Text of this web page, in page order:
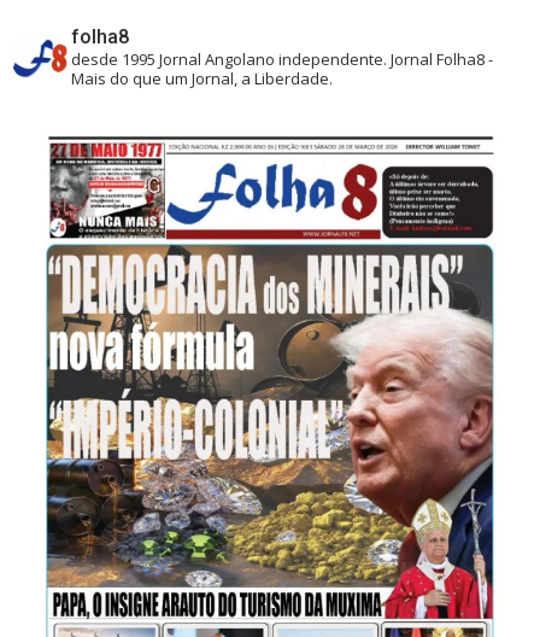
folha8
desde 1995 Jornal Angolano independente.Jornal Folha8 -
Mais do que um Jornal, a Liberdade.